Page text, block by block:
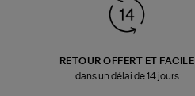
RETOUR OFFERT ET FACILE
dans un délai de 14 jours